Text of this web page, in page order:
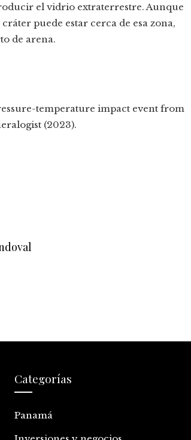
el vidrio extraterrestre. Aunque
puede estar cerca de esa zona,
de arena.
temperature impact event from
(2023).
Categorías
Panamá